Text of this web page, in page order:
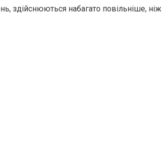
здійснюються набагато повільніше, ніж